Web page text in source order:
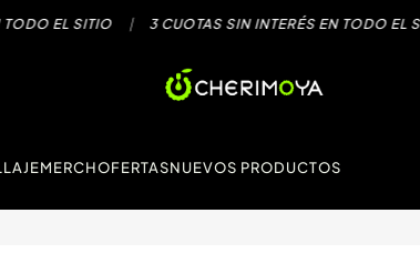
EL SITIO | 3 CUOTAS SIN INTERÉS EN TODO EL SITIO
MERCHOFERTASNUEVOS PRODUCTOS